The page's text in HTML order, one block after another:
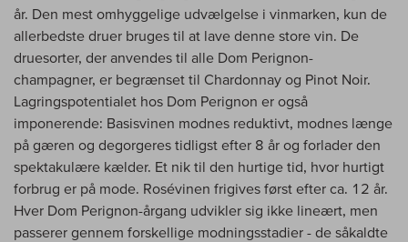
år. Den mest omhyggelige udvælgelse i vinmarken, kun de
allerbedste druer bruges til at lave denne store vin. De
druesorter, der anvendes til alle Dom Perignon-
champagner, er begrænset til Chardonnay og Pinot Noir.
Lagringspotentialet hos Dom Perignon er også
imponerende: Basisvinen modnes reduktivt, modnes længe
på gæren og degorgeres tidligst efter 8 år og forlader den
spektakulære kælder. Et nik til den hurtige tid, hvor hurtigt
forbrug er på mode. Rosévinen frigives først efter ca. 12 år.
Hver Dom Perignon-årgang udvikler sig ikke lineært, men
passerer gennem forskellige modningsstadier - de såkaldte